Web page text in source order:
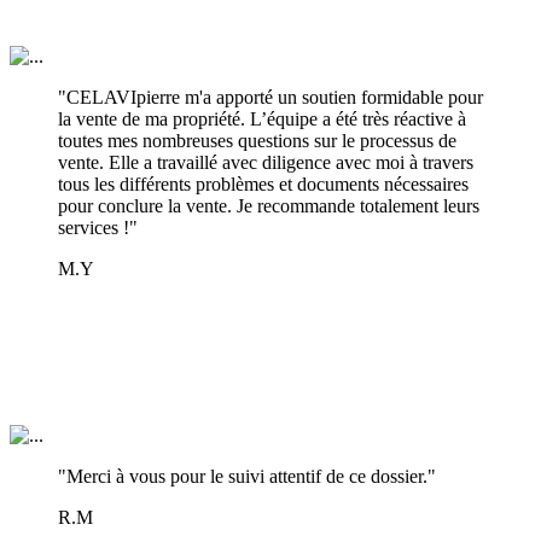
"CELAVIpierre m'a apporté un soutien formidable pour
la vente de ma propriété. L’équipe a été très réactive à
toutes mes nombreuses questions sur le processus de
vente. Elle a travaillé avec diligence avec moi à travers
tous les différents problèmes et documents nécessaires
pour conclure la vente. Je recommande totalement leurs
services !"
M.Y
"Merci à vous pour le suivi attentif de ce dossier."
R.M